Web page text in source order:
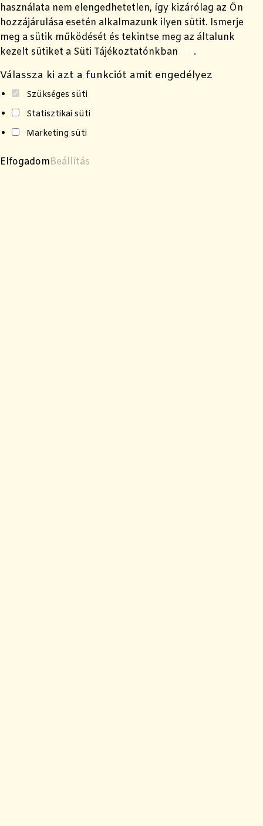
használata nem elengedhetetlen, így kizárólag az Ön
hozzájárulása esetén alkalmazunk ilyen sütit. Ismerje
meg a sütik működését és tekintse meg az általunk
kezelt sütiket a Süti Tájékoztatónkban
.
Válassza ki azt a funkciót amit engedélyez
Szükséges süti
Statisztikai süti
Marketing süti
ElfogadomBeállítás